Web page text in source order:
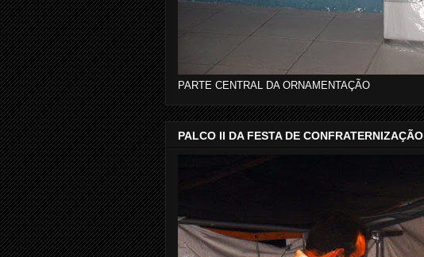
PARTE CENTRAL DA ORNAMENTAÇÃO
PALCO II DA FESTA DE CONFRATERNIZAÇÃO